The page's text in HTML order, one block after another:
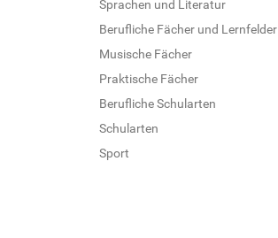
Sprachen und Literatur
Berufliche Fächer und Lernfelder
Musische Fächer
Praktische Fächer
Berufliche Schularten
Schularten
Sport